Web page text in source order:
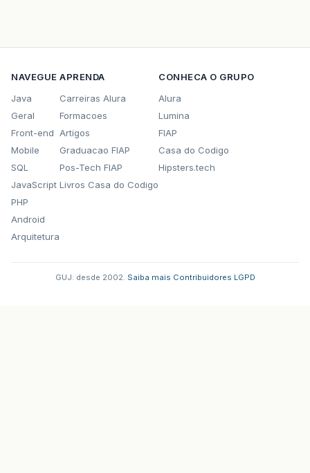
NAVEGUE
Java
Geral
Front-end
Mobile
SQL
JavaScript
PHP
Android
Arquitetura
APRENDA
Carreiras Alura
Formacoes
Artigos
Graduacao FIAP
Pos-Tech FIAP
Livros Casa do Codigo
CONHECA O GRUPO
Alura
Lumina
FIAP
Casa do Codigo
Hipsters.tech
GUJ: desde 2002. Saiba mais Contribuidores LGPD